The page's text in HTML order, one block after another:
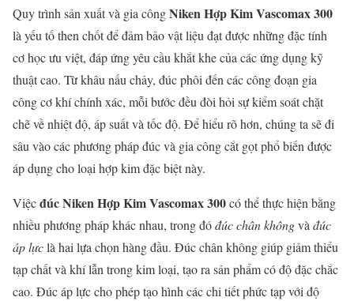
Quy trình sản xuất và gia côngNiken Hợp Kim Vascomax 300
là yếu tố then chốt để đảm bảo vật liệu đạt được những đặc tính
cơ học ưu việt, đáp ứng yêu cầu khắt khe của các ứng dụng kỹ
thuật cao. Từ khâu nấu chảy, đúc phôi đến các công đoạn gia
công cơ khí chính xác, mỗi bước đều đòi hỏi sự kiểm soát chặt
chẽ về nhiệt độ, áp suất và tốc độ. Để hiểu rõ hơn, chúng ta sẽ đi
sâu vào các phương pháp đúc và gia công cắt gọt phổ biến được
áp dụng cho loại hợp kim đặc biệt này.
Việcđúc Niken Hợp Kim Vascomax 300có thể thực hiện bằng
nhiều phương pháp khác nhau, trong đóđúc chân khôngvà đúc
áp lựclà hai lựa chọn hàng đầu. Đúc chân không giúp giảm thiểu
tạp chất và khí lẫn trong kim loại, tạo ra sản phẩm có độ đặc chắc
cao. Đúc áp lực cho phép tạo hình các chi tiết phức tạp với độ